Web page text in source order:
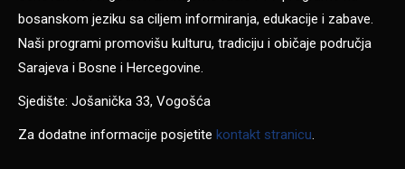
bosanskom jeziku sa ciljem informiranja, edukacije i zabave.
Naši programi promovišu kulturu, tradiciju i običaje područja
Sarajeva i Bosne i Hercegovine.
Sjedište: Jošanička 33, Vogošća
Za dodatne informacije posjetite kontakt stranicu